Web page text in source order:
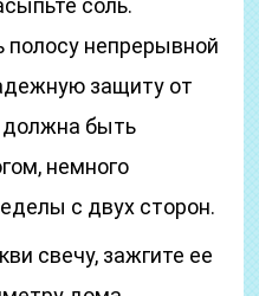
соль.
полосу непрерывной
защиту от
должна быть
немного
с двух сторон.
свечу, зажгите ее